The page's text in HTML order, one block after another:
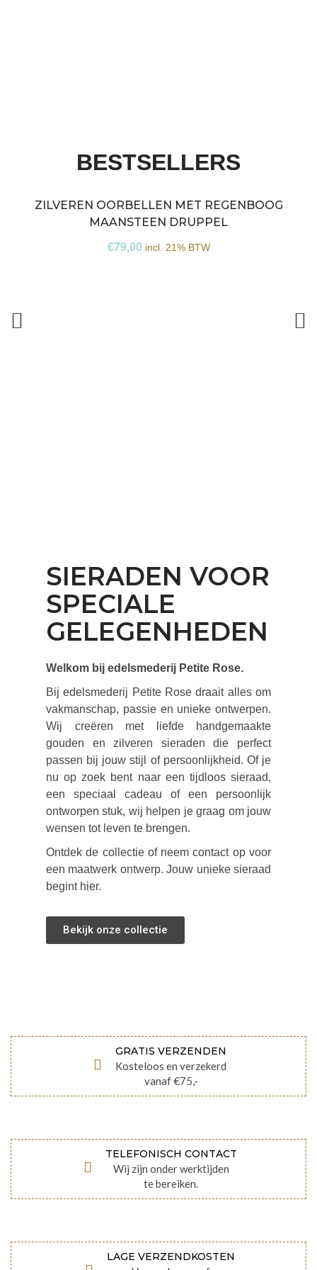
BESTSELLERS
ZILVEREN OORBELLEN MET REGENBOOG
MAANSTEEN DRUPPEL
€79,00 incl. 21% BTW
SIERADEN VOOR
SPECIALE
GELEGENHEDEN
Welkom bij edelsmederij Petite Rose.
Bij edelsmederij Petite Rose draait alles om
vakmanschap, passie en unieke ontwerpen.
Wij creëren met liefde handgemaakte
gouden en zilveren sieraden die perfect
passen bij jouw stijl of persoonlijkheid. Of je
nu op zoek bent naar een tijdloos sieraad,
een speciaal cadeau of een persoonlijk
ontworpen stuk, wij helpen je graag om jouw
wensen tot leven te brengen.
Ontdek de collectie of neem contact op voor
een maatwerk ontwerp. Jouw unieke sieraad
begint hier.
Bekijk onze collectie
GRATIS VERZENDEN
Kosteloos en verzekerd
vanaf €75,-
TELEFONISCH CONTACT
Wij zijn onder werktijden
te bereiken.
LAGE VERZENDKOSTEN